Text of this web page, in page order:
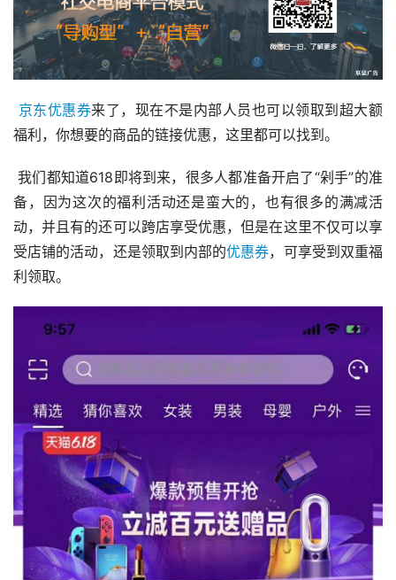
京东优惠券来了，现在不是内部人员也可以领取到超大额
福利，你想要的商品的链接优惠，这里都可以找到。
我们都知道618即将到来，很多人都准备开启了“剁手”的准
备，因为这次的福利活动还是蛮大的，也有很多的满减活
动，并且有的还可以跨店享受优惠，但是在这里不仅可以享
受店铺的活动，还是领取到内部的优惠券，可享受到双重福
利领取。